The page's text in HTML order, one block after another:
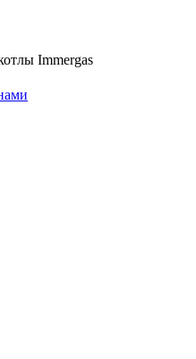
Immergas